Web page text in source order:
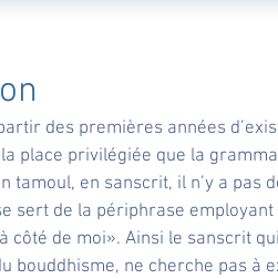
des premières années
place privilégiée que la
en sanscrit, il n’y a pas
sert de la périphrase employant
côté de moi». Ainsi le sanscrit
bouddhisme, ne cherche pas à